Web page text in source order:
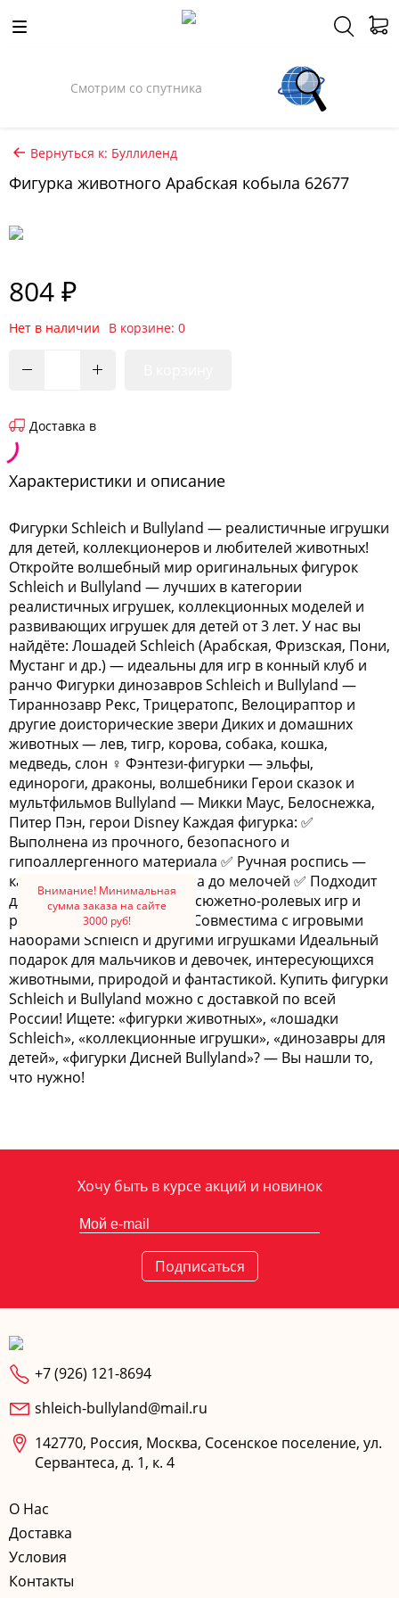
Смотрим со спутника
Вернуться к: Буллиленд
Фигурка животного Арабская кобыла 62677
804 ₽
Нет в наличии В корзине: 0
Доставка в
Характеристики и описание
Фигурки Schleich и Bullyland — реалистичные игрушки
для детей, коллекционеров и любителей животных!
Откройте волшебный мир оригинальных фигурок
Schleich и Bullyland — лучших в категории
реалистичных игрушек, коллекционных моделей и
развивающих игрушек для детей от 3 лет. У нас вы
найдёте: Лошадей Schleich (Арабская, Фризская, Пони,
Мустанг и др.) — идеальны для игр в конный клуб и
ранчо Фигурки динозавров Schleich и Bullyland —
Тираннозавр Рекс, Трицератопс, Велоцираптор и
другие доисторические звери Диких и домашних
животных — лев, тигр, корова, собака, кошка,
медведь, слон ♀ Фэнтези-фигурки — эльфы,
единороги, драконы, волшебники Герои сказок и
мультфильмов Bullyland — Микки Маус, Белоснежка,
Питер Пэн, герои Disney Каждая фигурка: ✅
Выполнена из прочного, безопасного и
гипоаллергенного материала ✅ Ручная роспись —
каждая деталь проработана до мелочей ✅ Подходит
для коллекционирования, сюжетно-ролевых игр и
развития воображения ✅ Совместима с игровыми
наборами Schleich и другими игрушками Идеальный
подарок для мальчиков и девочек, интересующихся
животными, природой и фантастикой. Купить фигурки
Schleich и Bullyland можно с доставкой по всей
России! Ищете: «фигурки животных», «лошадки
Schleich», «коллекционные игрушки», «динозавры для
детей», «фигурки Дисней Bullyland»? — Вы нашли то,
что нужно!
Хочу быть в курсе акций и новинок
Подписаться
+7 (926) 121-8694
shleich-bullyland@mail.ru
142770, Россия, Москва, Сосенское поселение, ул.
Сервантеса, д. 1, к. 4
О Нас
Доставка
Условия
Контакты
Внимание! Минимальная
сумма заказа на сайте
3000 руб!